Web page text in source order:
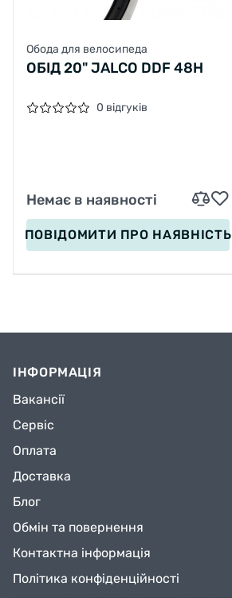
Обода для велосипеда
ОБІД 20" JALCO DDF 48H
0 відгуків
Немає в наявності
ПОВІДОМИТИ ПРО НАЯВНІСТЬ
ІНФОРМАЦІЯ
Вакансії
Сервіс
Оплата
Доставка
Блог
Обмін та повернення
Контактна інформація
Політика конфіденційності